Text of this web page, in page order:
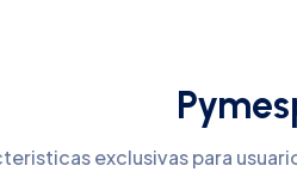
exclusivas para